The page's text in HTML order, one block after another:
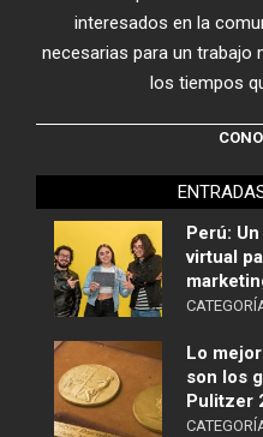
interesados en la
necesarias para un trabajo
los tiempos
Perú:
virtual
Lo
son los
Pulitzer